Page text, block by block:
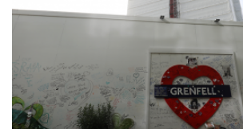
SHARE TWEET LINE